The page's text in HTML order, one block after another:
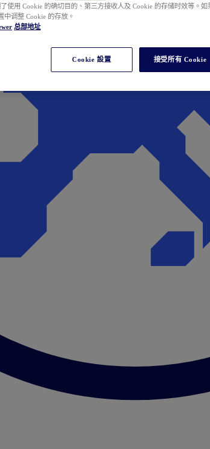
使用 Cookie 的确切目的、第三方接收人及 Cookie 的存储时效等。
中调整 Cookie 的存放。
总部地址
Cookie 設置 接受所有 Cookie